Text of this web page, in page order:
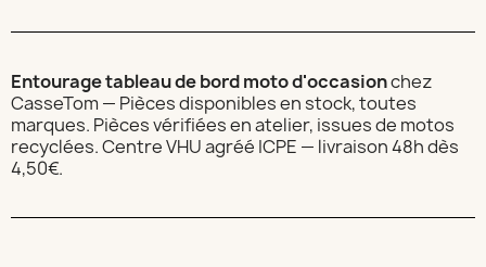
Entourage tableau de bord moto d'occasionchez
CasseTom — Pièces disponibles en stock, toutes
marques. Pièces vérifiées en atelier, issues de motos
recyclées. Centre VHU agréé ICPE — livraison 48h dès
4,50€.